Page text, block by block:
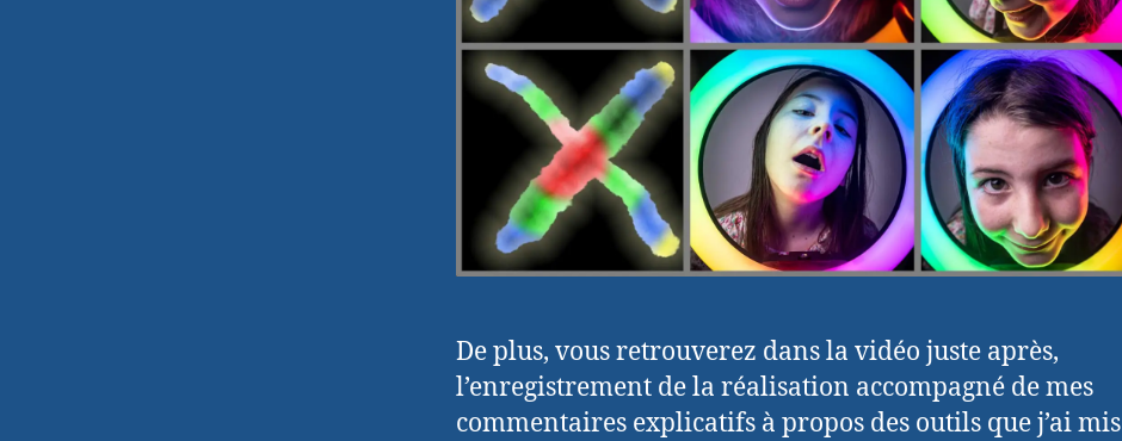
De plus, vous retrouverez dans la vidéo juste après,
l’enregistrement de la réalisation accompagné de mes
commentaires explicatifs à propos des outils que j’ai mis